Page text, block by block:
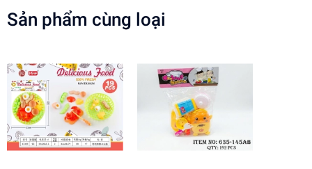
Đọc kỹ hướng dẫn trước khi sử dụng
Lợi Ích Phát Triển
Phát triển tư duy, sáng tạo
Rèn luyện kỹ năng giải quyết vấn đề
Tăng cường khả năng phối hợp tay mắt
Sản phẩm cùng loại